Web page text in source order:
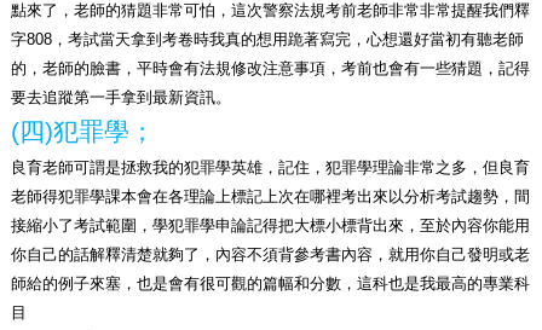
點來了，老師的猜題非常可怕，這次警察法規考前老師非常非常提醒我們釋
字808，考試當天拿到考卷時我真的想用跪著寫完，心想還好當初有聽老師
的，老師的臉書，平時會有法規修改注意事項，考前也會有一些猜題，記得
要去追蹤第一手拿到最新資訊。
(四)犯罪學；
良育老師可謂是拯救我的犯罪學英雄，記住，犯罪學理論非常之多，但良育
老師得犯罪學課本會在各理論上標記上次在哪裡考出來以分析考試趨勢，間
接縮小了考試範圍，學犯罪學申論記得把大標小標背出來，至於內容你能用
你自己的話解釋清楚就夠了，內容不須背參考書內容，就用你自己發明或老
師給的例子來塞，也是會有很可觀的篇幅和分數，這科也是我最高的專業科
目